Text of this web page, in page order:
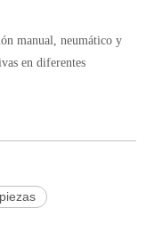
manual, neumático y
en diferentes